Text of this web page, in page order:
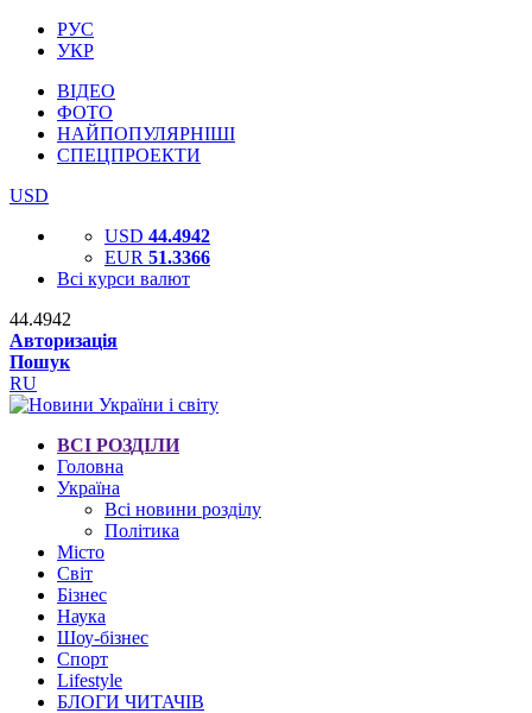
РУС
УКР
ВІДЕО
ФОТО
НАЙПОПУЛЯРНІШІ
СПЕЦПРОЕКТИ
USD
USD 44.4942
EUR 51.3366
Всі курси валют
44.4942
Авторизація
Пошук
RU
ВСІ РОЗДІЛИ
Головна
Україна
Всі новини розділу
Політика
Місто
Світ
Бізнес
Наука
Шоу-бізнес
Спорт
Lifestyle
БЛОГИ ЧИТАЧІВ